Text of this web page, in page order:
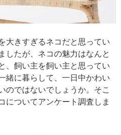
大きすぎるネコだと思ってい
したが、ネコの魅力はなんと
、飼い主を飼い主と思ってい
緒に暮らして、一日中かわい
のではないでしょうか。そこ
についてアンケート調査しま